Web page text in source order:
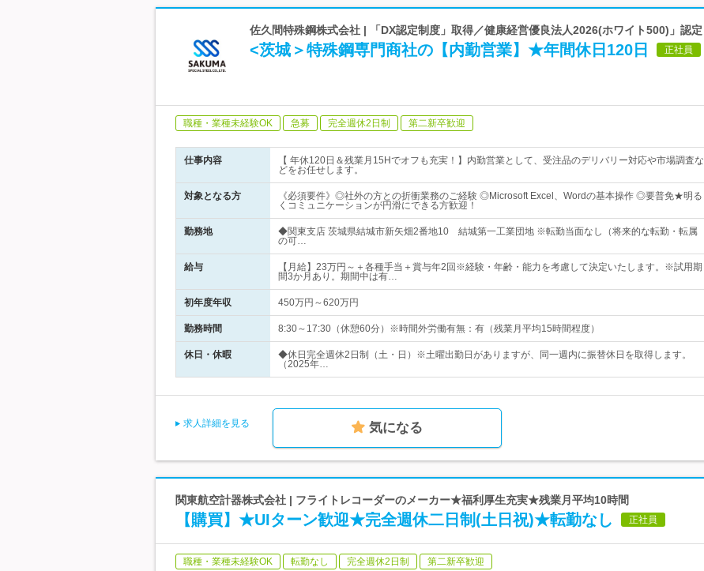
佐久間特殊鋼株式会社 | 「DX認定制度」取得／健康経営優良法人2026(ホワイト500)」認定
<茨城＞特殊鋼専門商社の【内勤営業】★年間休日120日 正社員
職種・業種未経験OK 急募 完全週休2日制 第二新卒歓迎
仕事内容
【 年休120日＆残業月15Hでオフも充実！】内勤営業として、受注品のデリバリー対応や市場調査な
どをお任せします。
対象となる方
《必須要件》◎社外の方との折衝業務のご経験 ◎Microsoft Excel、Wordの基本操作 ◎要普免★明る
くコミュニケーションが円滑にできる方歓迎！
勤務地
◆関東支店 茨城県結城市新矢畑2番地10 結城第一工業団地 ※転勤当面なし（将来的な転勤・転属
の可…
給与
【月給】23万円～＋各種手当＋賞与年2回※経験・年齢・能力を考慮して決定いたします。※試用期
間3か月あり。期間中は有…
初年度年収 450万円～620万円
勤務時間 8:30～17:30（休憩60分）※時間外労働有無：有（残業月平均15時間程度）
休日・休暇
◆休日完全週休2日制（土・日）※土曜出勤日がありますが、同一週内に振替休日を取得します。
（2025年…
求人詳細を見る 気になる
関東航空計器株式会社 | フライトレコーダーのメーカー★福利厚生充実★残業月平均10時間
【購買】★UIターン歓迎★完全週休二日制(土日祝)★転勤なし 正社員
職種・業種未経験OK 転勤なし 完全週休2日制 第二新卒歓迎